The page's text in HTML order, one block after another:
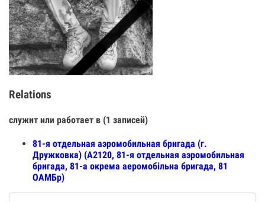
Relations
служит или работает в (1 записей)
81-я отдельная аэромобильная бригада (г.
Дружковка) (А2120, 81-я отдельная аэромобильная
бригада, 81-а окрема аеромобільна бригада, 81
ОАМБр)